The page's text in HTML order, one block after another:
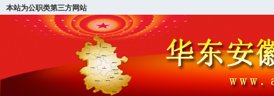
本站为公职类第三方网站